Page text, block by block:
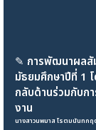
✎ การพัฒนาผลสั
มัธยมศึกษาปีที่ 1
กลับด้านร่วมกับก
งาน
นางสาวนพมาส โรตมนันทกฤ